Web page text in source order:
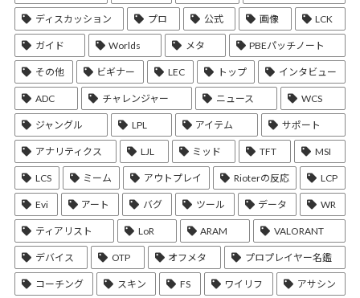
ディスカッション プロ 公式 画像 LCK
ガイド Worlds メタ PBEパッチノート
その他 ビギナー LEC トップ インタビュー
ADC チャレンジャー ニュース WCS
ジャングル LPL アイテム サポート
アナリティクス LJL ミッド TFT MSI
LCS ミーム アウトプレイ Rioterの反応 LCP
Evi アート バグ ツール データ WR
ティアリスト LoR ARAM VALORANT
デバイス OTP オフメタ プロプレイヤー名鑑
コーチング スキン FS ワイリフ アサシン